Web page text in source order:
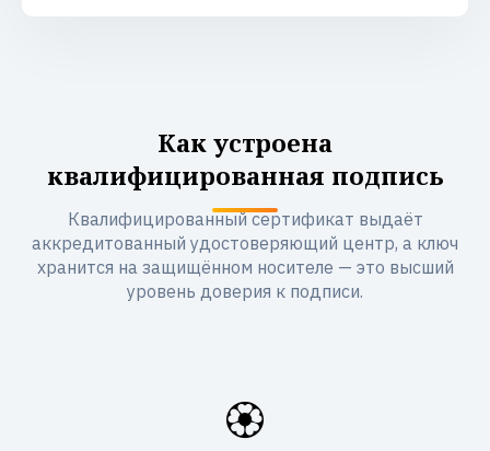
Как устроена
квалифицированная подпись
Квалифицированный сертификат выдаёт
аккредитованный удостоверяющий центр, а ключ
хранится на защищённом носителе — это высший
уровень доверия к подписи.
🏵️